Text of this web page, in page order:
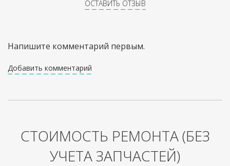
ОСТАВИТЬ ОТЗЫВ
Напишите комментарий первым.
Добавить комментарий
СТОИМОСТЬ РЕМОНТА(БЕЗ
УЧЕТА ЗАПЧАСТЕЙ)